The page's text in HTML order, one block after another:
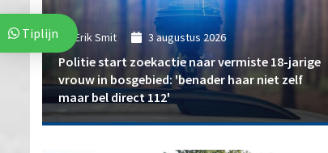
Erik Smit 3 augustus 2026
Politie start zoekactie naar vermiste 18-jarige
vrouw in bosgebied: 'benader haar niet zelf
maar bel direct 112'
Tiplijn